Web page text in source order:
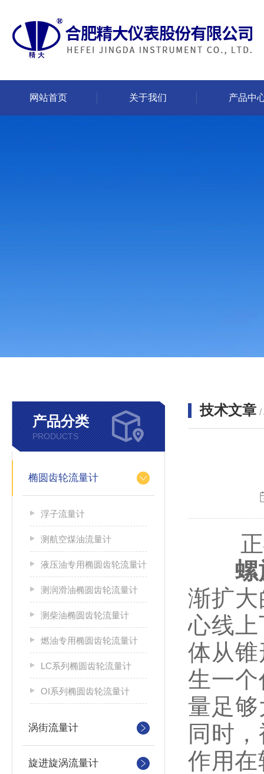
网站首页 关于我们 产品中
产品分类
PRODUCTS
椭圆齿轮流量计
浮子流量计
测航空煤油流量计
液压油专用椭圆齿轮流量计
测润滑油椭圆齿轮流量计
测柴油椭圆齿轮流量计
燃油专用椭圆齿轮流量计
LC系列椭圆齿轮流量计
OI系列椭圆齿轮流量计
涡街流量计
旋进旋涡流量计
技术文章 /
正确
螺
渐扩
心线
体从
生一
量足
同时
作用